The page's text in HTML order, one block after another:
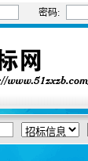
密码: